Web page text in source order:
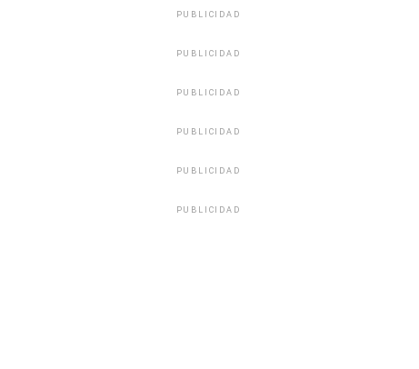
PUBLICIDAD
PUBLICIDAD
PUBLICIDAD
PUBLICIDAD
PUBLICIDAD
PUBLICIDAD